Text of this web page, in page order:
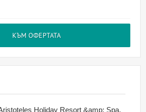
КЪМ ОФЕРТАТА
Holiday Resort &amp; Spa,